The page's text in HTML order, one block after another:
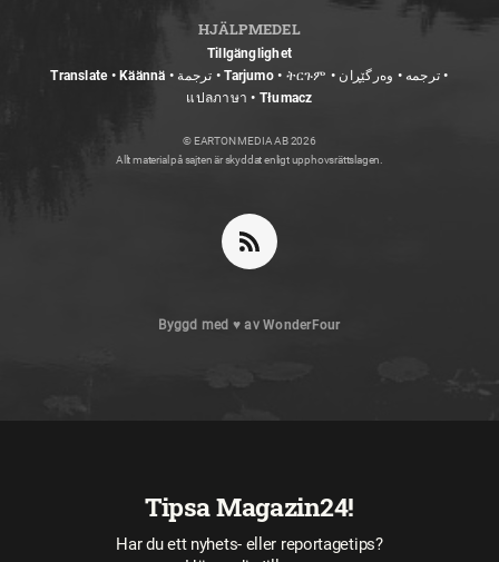
HJÄLPMEDEL
Tillgänglighet
Translate • Käännä • ترجمة • Tarjumo • ትርጉም • ترجمه • وەرگێڕان •
แปลภาษา • Tłumacz
© EARTON MEDIA AB 2026
Allt material på sajten är skyddat enligt upphovsrättslagen.
Byggd med ♥ avWonderFour
Tipsa Magazin24!
Har du ett nyhets- eller reportagetips?